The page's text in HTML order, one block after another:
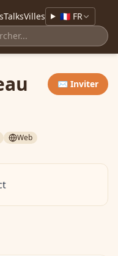
TalksVilles 🇫🇷 FR
✉️ Inviter
Web